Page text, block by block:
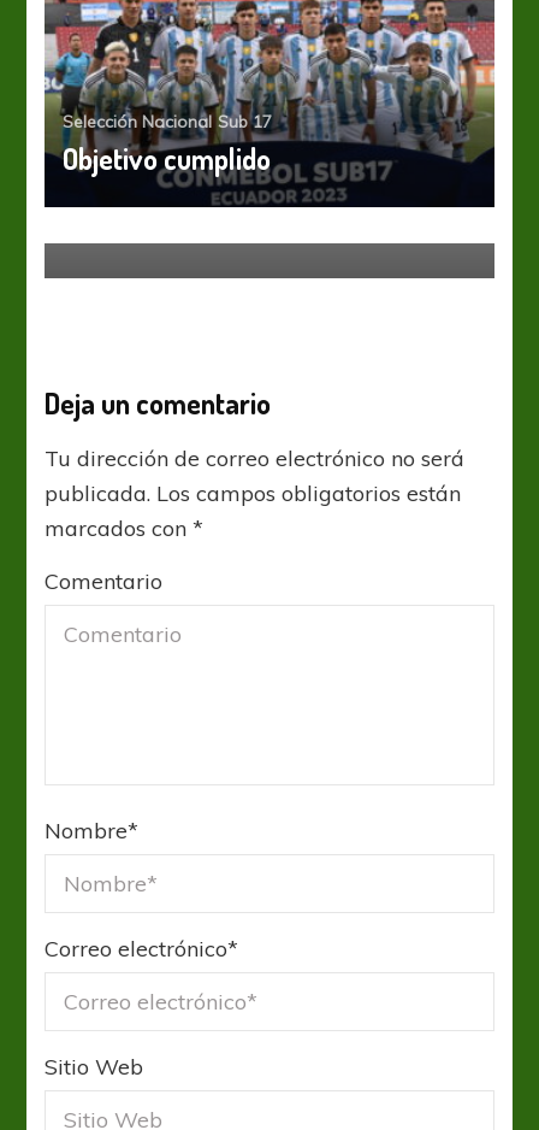
Selección Nacional Sub 17
Objetivo cumplido
Fútbol Femenino Sub 17
Deja un comentario
Tu dirección de correo electrónico no será
publicada. Los campos obligatorios están
marcados con*
Comentario
Nombre*
Correo electrónico*
Sitio Web